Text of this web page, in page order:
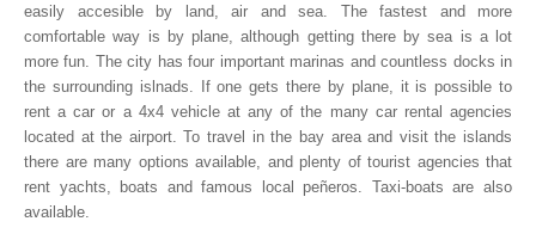
easily accesible by land, air and sea. The fastest and more
comfortable way is by plane, although getting there by sea is a lot
more fun. The city has four important marinas and countless docks in
the surrounding islnads. If one gets there by plane, it is possible to
rent a car or a 4x4 vehicle at any of the many car rental agencies
located at the airport. To travel in the bay area and visit the islands
there are many options available, and plenty of tourist agencies that
rent yachts, boats and famous local peñeros. Taxi-boats are also
available.